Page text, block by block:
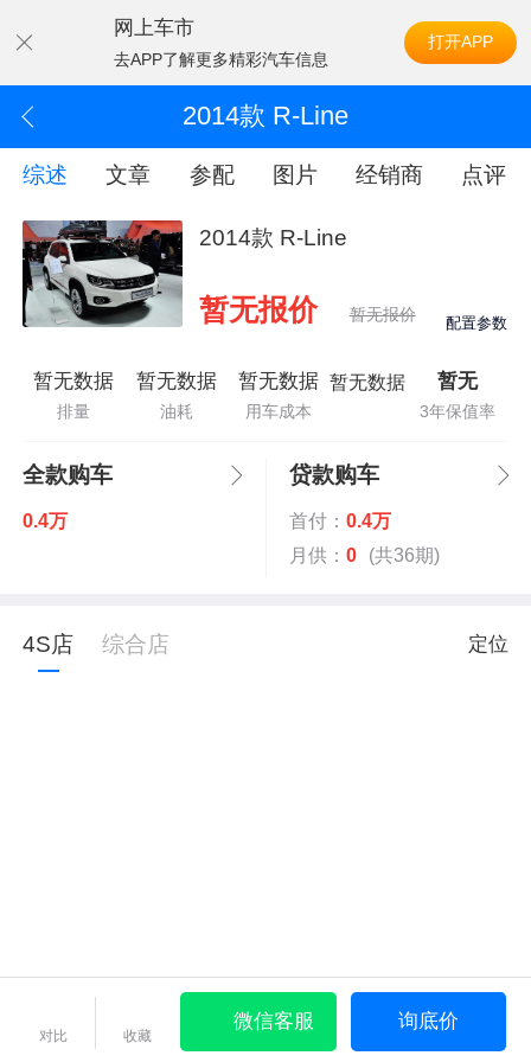
网上车市
去APP了解更多精彩汽车信息
打开APP
2014款 R-Line
综述 文章 参配 图片 经销商 点评
2014款 R-Line
暂无报价 暂无报价 配置参数
暂无数据
排量
暂无数据
油耗
暂无数据
用车成本
暂无数据 暂无
3年保值率
全款购车
0.4万
贷款购车
首付： 0.4万
月供： 0 (共36期)
4S店 综合店 定位
对比 收藏
微信客服 询底价